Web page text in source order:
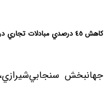
كاهش ٤٥‌ درصدي مبادلات تجاري در كوتاه‌مدت
جهانبخش